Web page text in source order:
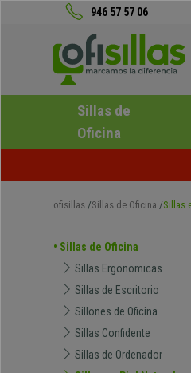
946 57 57 06
Sillas de
Oficina
ofisillas Sillas de Oficina Sillas
• Sillas de Oficina
Sillas Ergonomicas
Sillas de Escritorio
Sillones de Oficina
Sillas Confidente
Sillas de Ordenador